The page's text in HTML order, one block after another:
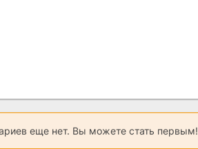
еще нет. Вы можете стать первым!